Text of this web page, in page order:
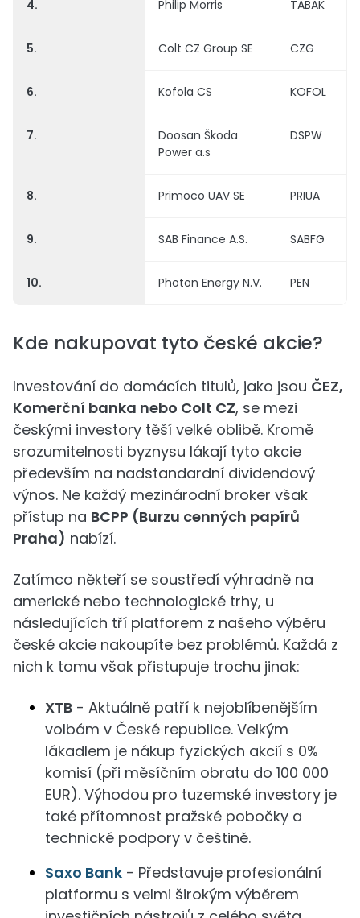
4. Philip Morris TABAK
5. Colt CZ Group SE CZG
6. Kofola CS KOFOL
7.
Doosan Škoda
Power a.s
DSPW
8. Primoco UAV SE PRIUA
9. SAB Finance A.S. SABFG
10. Photon Energy N.V. PEN
Kde nakupovat tyto české akcie?
Investování do domácích titulů, jako jsou ČEZ,
Komerční banka nebo Colt CZ, se mezi
českými investory těší velké oblibě. Kromě
srozumitelnosti byznysu lákají tyto akcie
především na nadstandardní dividendový
výnos. Ne každý mezinárodní broker však
přístup na BCPP (Burzu cenných papírů
Praha) nabízí.
Zatímco někteří se soustředí výhradně na
americké nebo technologické trhy, u
následujících tří platforem z našeho výběru
české akcie nakoupíte bez problémů. Každá z
nich k tomu však přistupuje trochu jinak:
XTB - Aktuálně patří k nejoblíbenějším
volbám v České republice. Velkým
lákadlem je nákup fyzických akcií s 0%
komisí (při měsíčním obratu do 100 000
EUR). Výhodou pro tuzemské investory je
také přítomnost pražské pobočky a
technické podpory v češtině.
Saxo Bank - Představuje profesionální
platformu s velmi širokým výběrem